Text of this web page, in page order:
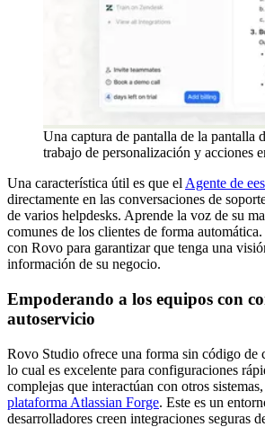
Una captura de pantalla de la pantalla
trabajo de personalización y acciones
Una característica útil es que el Agente de
directamente en las conversaciones de
de varios helpdesks. Aprende la voz de su
comunes de los clientes de forma
con Rovo para garantizar que tenga una
información de su negocio.
Empoderando a los equipos con
autoservicio
Rovo Studio ofrece una forma sin código de
lo cual es excelente para configuraciones
complejas que interactúan con otros
plataforma Atlassian Forge. Este es un
desarrolladores creen integraciones seguras